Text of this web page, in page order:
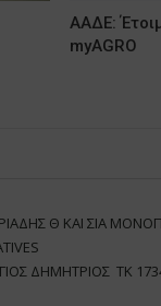
ΑΑΔΕ:
myAGRO
Θ ΚΑΙ ΣΙΑ
ΔΗΜΗΤΡΙΟΣ ΤΚ